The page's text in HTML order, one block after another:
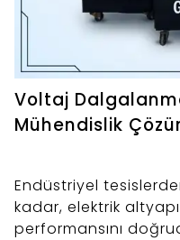
Voltaj
Mühendislik
Endüstriyel
kadar, elektrik
performansını